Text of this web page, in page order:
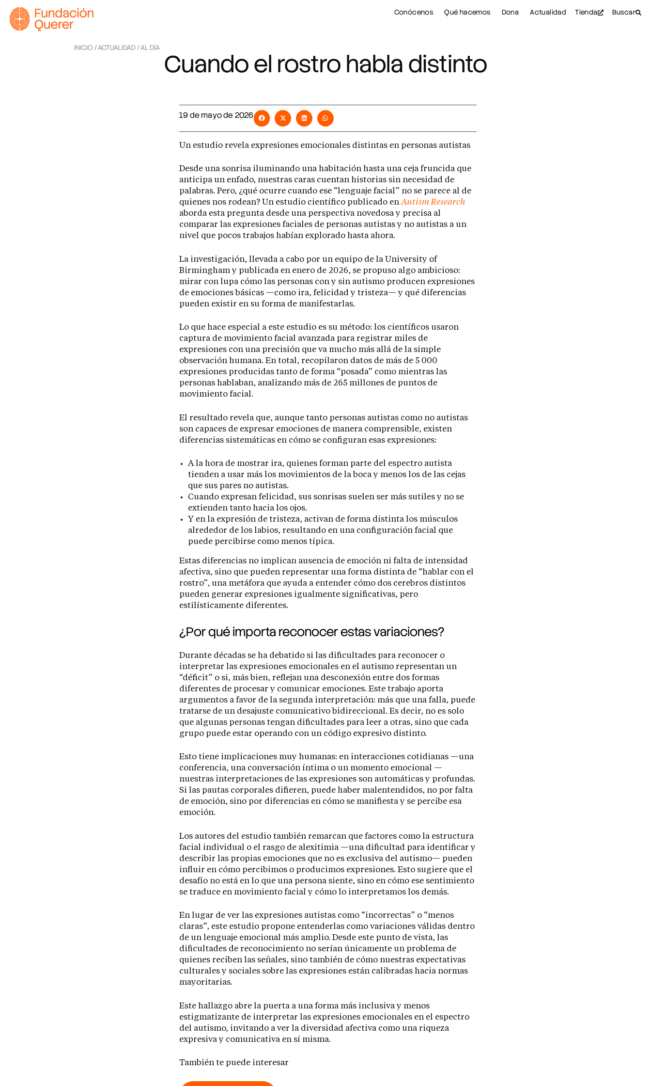
Conócenos Qué hacemos Dona Actualidad Tienda Buscar
INICIO /ACTUALIDAD /AL DÍA
Cuando el rostro habla distinto
19 de mayo de 2026
Un estudio revela expresiones emocionales distintas en personas autistas
Desde una sonrisa iluminando una habitación hasta una ceja fruncida que
anticipa un enfado, nuestras caras cuentan historias sin necesidad de
palabras. Pero, ¿qué ocurre cuando ese “lenguaje facial” no se parece al de
quienes nos rodean? Un estudio científico publicado enAutism Research
aborda esta pregunta desde una perspectiva novedosa y precisa al
comparar las expresiones faciales de personas autistas y no autistas a un
nivel que pocos trabajos habían explorado hasta ahora.
La investigación, llevada a cabo por un equipo de la University of
Birmingham y publicada en enero de 2026, se propuso algo ambicioso:
mirar con lupa cómo las personas con y sin autismo producen expresiones
de emociones básicas —como ira, felicidad y tristeza— y qué diferencias
pueden existir en su forma de manifestarlas.
Lo que hace especial a este estudio es su método: los científicos usaron
captura de movimiento facial avanzada para registrar miles de
expresiones con una precisión que va mucho más allá de la simple
observación humana. En total, recopilaron datos de más de 5 000
expresiones producidas tanto de forma “posada” como mientras las
personas hablaban, analizando más de 265 millones de puntos de
movimiento facial.
El resultado revela que, aunque tanto personas autistas como no autistas
son capaces de expresar emociones de manera comprensible, existen
diferencias sistemáticas en cómo se configuran esas expresiones:
A la hora de mostrar ira, quienes forman parte del espectro autista
tienden a usar más los movimientos de la boca y menos los de las cejas
que sus pares no autistas.
Cuando expresan felicidad, sus sonrisas suelen ser más sutiles y no se
extienden tanto hacia los ojos.
Y en la expresión de tristeza, activan de forma distinta los músculos
alrededor de los labios, resultando en una configuración facial que
puede percibirse como menos típica.
Estas diferencias no implican ausencia de emoción ni falta de intensidad
afectiva, sino que pueden representar una forma distinta de “hablar con el
rostro”, una metáfora que ayuda a entender cómo dos cerebros distintos
pueden generar expresiones igualmente significativas, pero
estilísticamente diferentes.
¿Por qué importa reconocer estas variaciones?
Durante décadas se ha debatido si las dificultades para reconocer o
interpretar las expresiones emocionales en el autismo representan un
“déficit” o si, más bien, reflejan una desconexión entre dos formas
diferentes de procesar y comunicar emociones. Este trabajo aporta
argumentos a favor de la segunda interpretación: más que una falla, puede
tratarse de un desajuste comunicativo bidireccional. Es decir, no es solo
que algunas personas tengan dificultades para leer a otras, sino que cada
grupo puede estar operando con un código expresivo distinto.
Esto tiene implicaciones muy humanas: en interacciones cotidianas —una
conferencia, una conversación íntima o un momento emocional —
nuestras interpretaciones de las expresiones son automáticas y profundas.
Si las pautas corporales difieren, puede haber malentendidos, no por falta
de emoción, sino por diferencias en cómo se manifiesta y se percibe esa
emoción.
Los autores del estudio también remarcan que factores como la estructura
facial individual o el rasgo de alexitimia —una dificultad para identificar y
describir las propias emociones que no es exclusiva del autismo— pueden
influir en cómo percibimos o producimos expresiones. Esto sugiere que el
desafío no está en lo que una persona siente, sino en cómo ese sentimiento
se traduce en movimiento facial y cómo lo interpretamos los demás.
En lugar de ver las expresiones autistas como “incorrectas” o “menos
claras”, este estudio propone entenderlas como variaciones válidas dentro
de un lenguaje emocional más amplio. Desde este punto de vista, las
dificultades de reconocimiento no serían únicamente un problema de
quienes reciben las señales, sino también de cómo nuestras expectativas
culturales y sociales sobre las expresiones están calibradas hacia normas
mayoritarias.
Este hallazgo abre la puerta a una forma más inclusiva y menos
estigmatizante de interpretar las expresiones emocionales en el espectro
del autismo, invitando a ver la diversidad afectiva como una riqueza
expresiva y comunicativa en sí misma.
También te puede interesar